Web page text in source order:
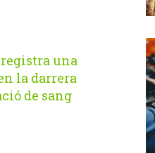
registra una
la darrera
de sang